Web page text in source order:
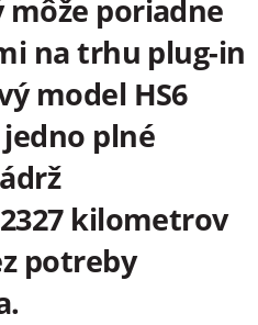
poriadne
na trhu plug-in
model HS6
jedno plné
kilometrov
potreby